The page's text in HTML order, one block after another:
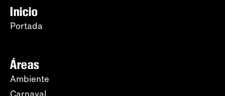
Inicio
Portada
Áreas
Ambiente